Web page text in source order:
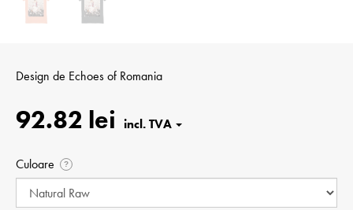
Design de Echoes of Romania
92.82 lei
Culoare ?